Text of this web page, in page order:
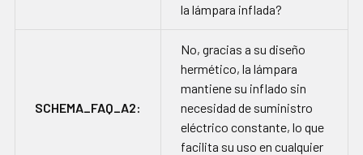
la lámpara inflada?
SCHEMA_FAQ_A2:
No, gracias a su diseño
hermético, la lámpara
mantiene su inflado sin
necesidad de suministro
eléctrico constante, lo que
facilita su uso en cualquier